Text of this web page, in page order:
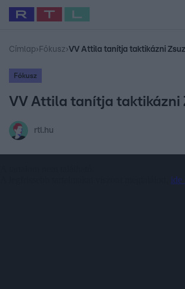
Legfrissebb RTL Híradó
Babits Marcella Most
Címlap› Fókusz›VV Attila tanítja taktikázni
Fókusz
VV Attila tanítja taktikázni
rtl.hu